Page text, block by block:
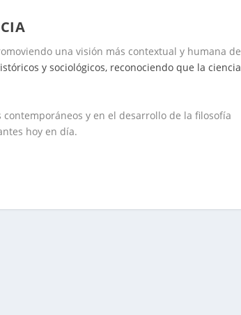
una visión más contextual y humana de
y sociológicos, reconociendo que la ciencia
y en el desarrollo de la filosofía
hoy en día.